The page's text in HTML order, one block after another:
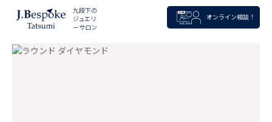
九段下の
ジュエリ
ーサロン
オンライン相談！